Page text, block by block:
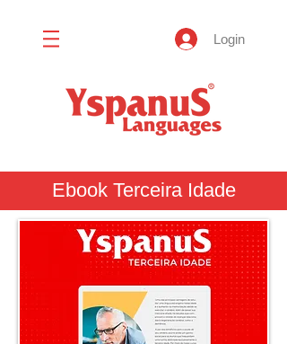
Login
Ebook Terceira Idade